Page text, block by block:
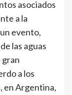
asociados
a la
evento,
las aguas
gran
a los
en Argentina,